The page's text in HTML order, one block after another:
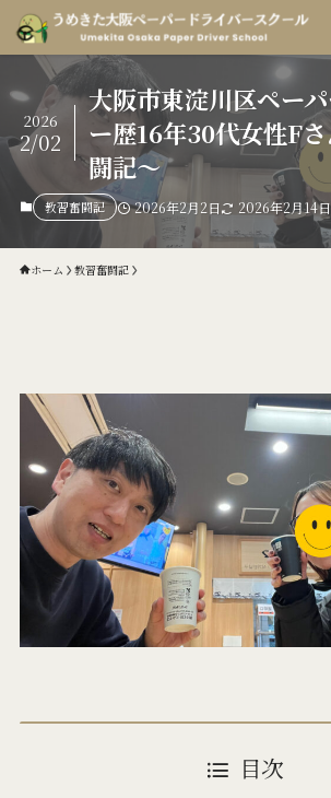
大阪市東淀川区ペー
ー歴16年30代女性F
闘記〜
2026
2/02
教習奮闘記 2026年2月2日 2026年2月14日
ホーム 教習奮闘記
目次